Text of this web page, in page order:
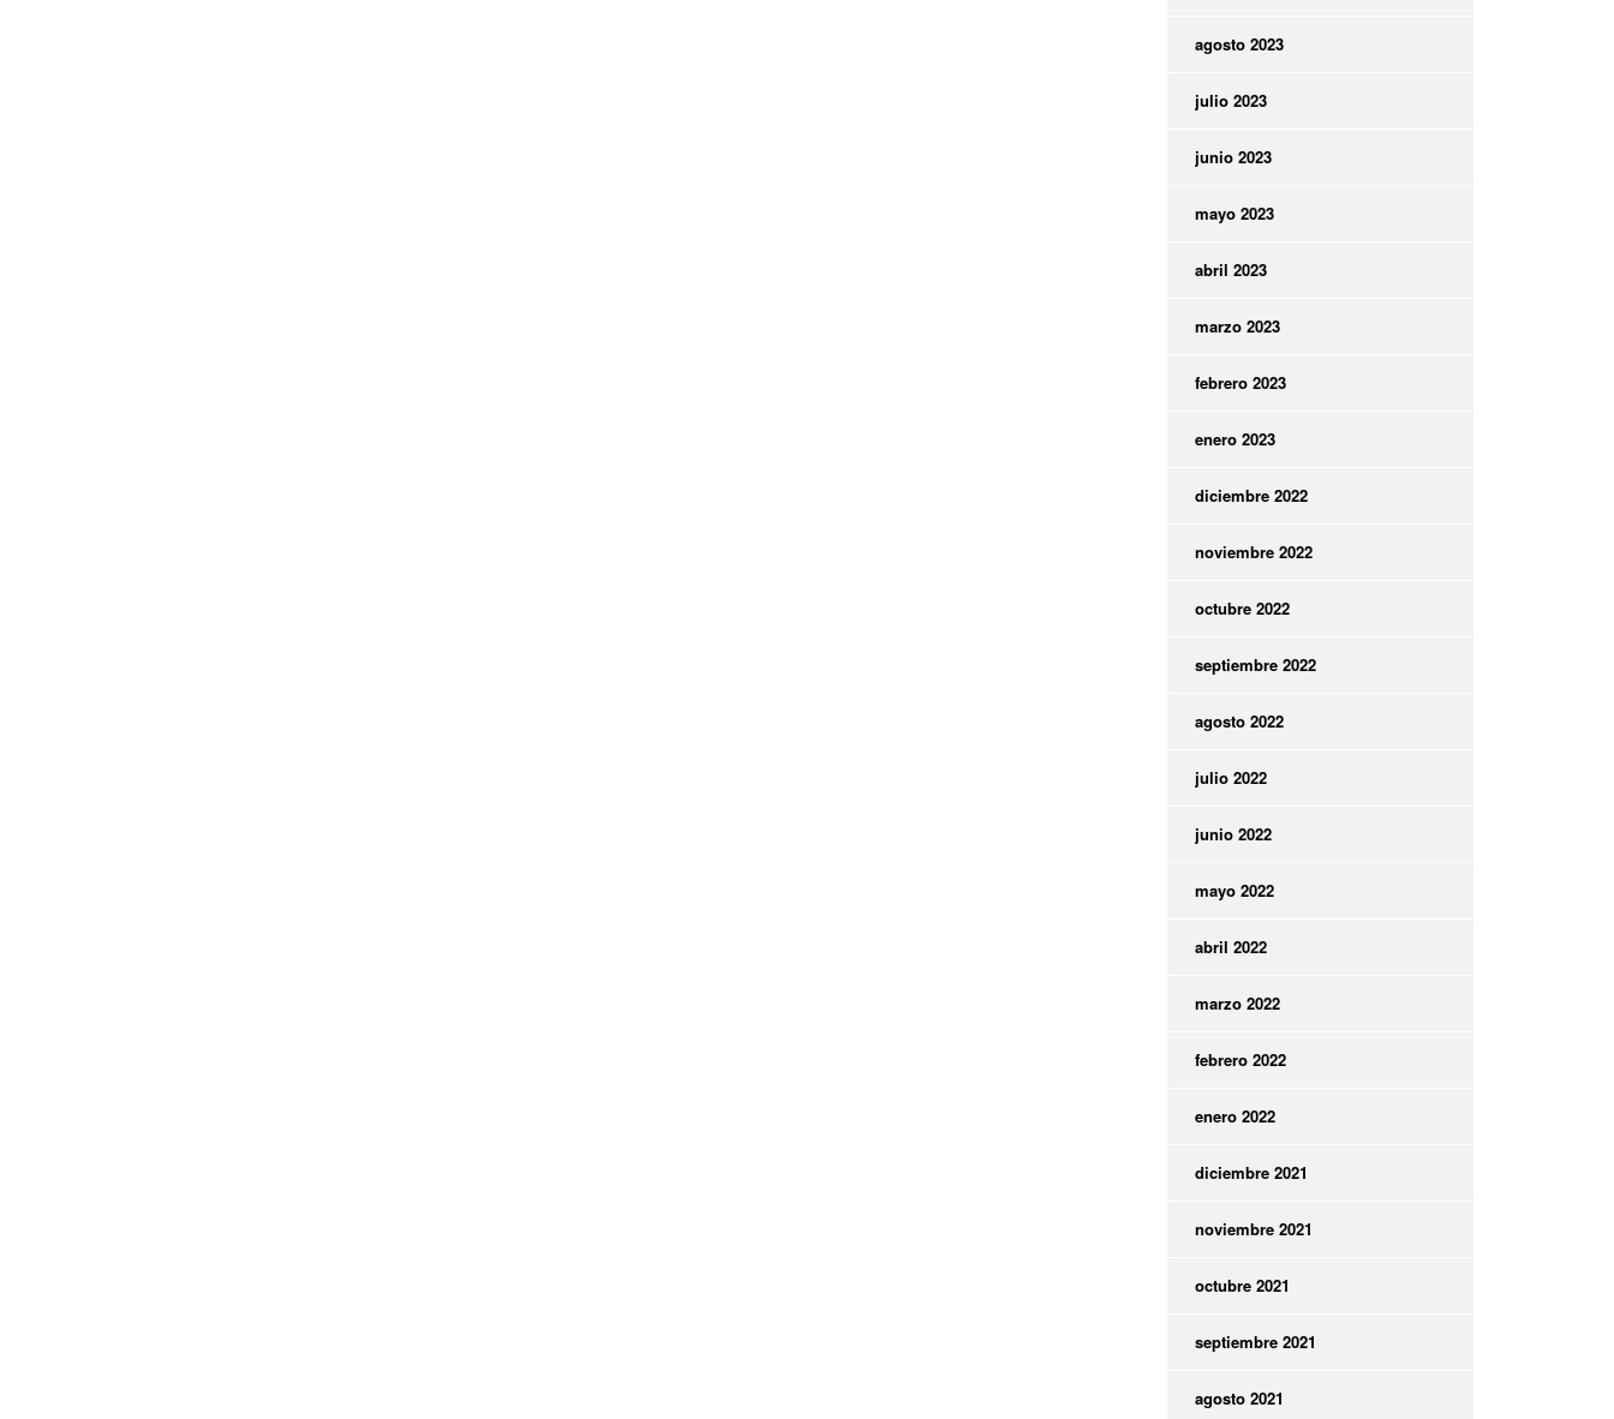
agosto 2023
julio 2023
junio 2023
mayo 2023
abril 2023
marzo 2023
febrero 2023
enero 2023
diciembre 2022
noviembre 2022
octubre 2022
septiembre 2022
agosto 2022
julio 2022
junio 2022
mayo 2022
abril 2022
marzo 2022
febrero 2022
enero 2022
diciembre 2021
noviembre 2021
octubre 2021
septiembre 2021
agosto 2021